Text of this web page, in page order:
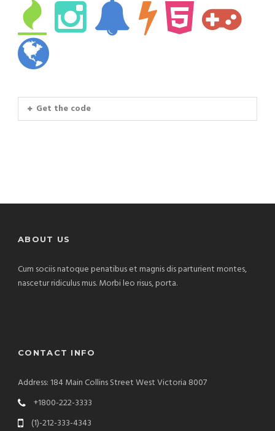
Get the code
ABOUT US
Cum sociis natoque penatibus et magnis dis parturient montes,
nascetur ridiculus mus. Morbi leo risus, porta.
CONTACT INFO
Address: 184 Main Collins Street West Victoria 8007
+1800-222-3333
(1)-212-333-4343